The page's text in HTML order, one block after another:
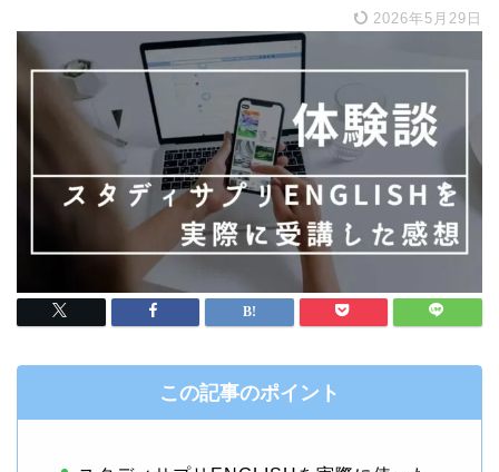
2026年5月29日
この記事のポイント